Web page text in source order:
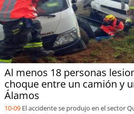
Al menos 18 personas
choque entre un camión y
Álamos
10-09 El accidente se produjo en el sector